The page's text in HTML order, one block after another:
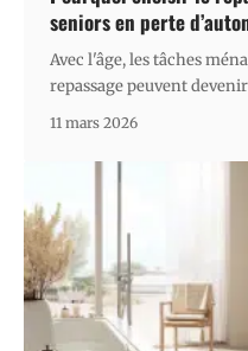
seniors en perte
Avec l'âge, les tâches
repassage peuvent
11 mars 2026